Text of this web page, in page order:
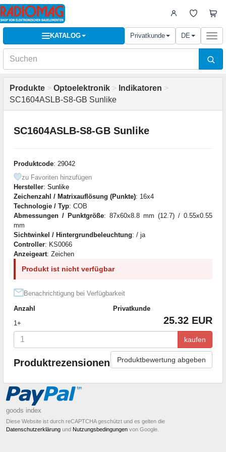
KATALOG Privatkunde DE
Produkte > Optoelektronik > Indikatoren >
SC1604ASLB-S8-GB Sunlike
SC1604ASLB-S8-GB Sunlike
Produktcode: 29042
zu Favoriten hinzufügen
Hersteller: Sunlike
Zeichenzahl / Matrixauflösung (Punkte): 16x4
Technologie / Typ: COB
Abmessungen / Punktgröße: 87x60x8.8 mm (12.7) / 0.55x0.55
mm
Sichtwinkel / Hintergrundbeleuchtung: / ja
Controller: KS0066
Anzeigeart: Zeichen
Produkt ist nicht verfügbar
Benachrichtigung bei Verfügbarkeit
Anzahl
Privatkunde
1+
25.32 EUR
kaufen
Produktrezensionen Produktbewertung abgeben
goods index
Diese Website ist durch reCAPTCHA geschützt und es gelten die
Datenschutzerklärung und Nutzungsbedingungen von Google.